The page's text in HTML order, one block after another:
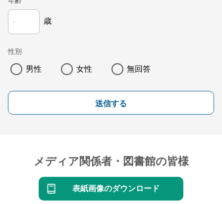
歳
性別
男性 女性 無回答
送信する
メディア関係者・図書館の皆様
表紙画像のダウンロード